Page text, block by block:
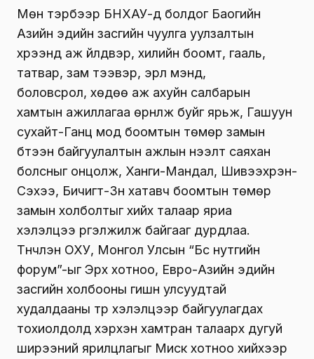
Мөн тэрбээр БНХАУ-д болдог Баогийн
Азийн эдийн засгийн чуулга уулзалтын
хүрээнд аж үйлдвэр, хилийн боомт, гааль,
татвар, зам тээвэр, эрүүл мэнд,
боловсрол, хөдөө аж ахуйн салбарын
хамтын ажиллагаа өрнүүлж буйг ярьж, Гашуун
сухайт-Ганц мод боомтын төмөр замын
бүтээн байгуулалтын ажлын нээлт саяхан
болсныг онцолж, Ханги-Мандал, Шивээхүрэн-
Сэхээ, Бичигт-Зүүн хатавч боомтын төмөр
замын холболтыг хийх талаар яриа
хэлэлцээ үргэлжилж байгааг дурдлаа.
Түүнчлэн ОХУ, Монгол Улсын “Бүс нутгийн
форум”-ыг Эрхүү хотноо, Евро-Азийн эдийн
засгийн холбооны гишүүн улсуудтай
худалдааны түр хэлэлцээр байгуулагдах
тохиолдолд хэрхэн хамтран талаарх дугуй
ширээний ярилцлагыг Миск хотноо хийхээр